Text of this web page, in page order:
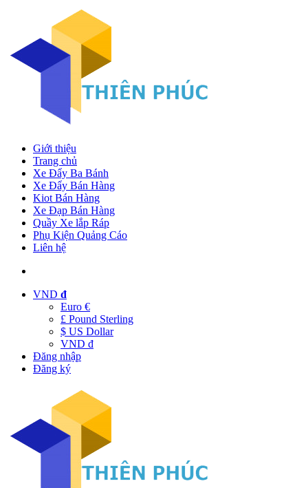
Giới thiệu
Trang chủ
Xe Đẩy Ba Bánh
Xe Đẩy Bán Hàng
Kiot Bán Hàng
Xe Đạp Bán Hàng
Quầy Xe lắp Ráp
Phụ Kiện Quảng Cáo
Liên hệ
VND đ
Euro €
£ Pound Sterling
$ US Dollar
VND đ
Đăng nhập
Đăng ký